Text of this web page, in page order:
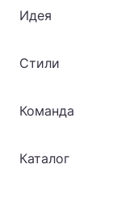
Идея
Стили
Команда
Каталог